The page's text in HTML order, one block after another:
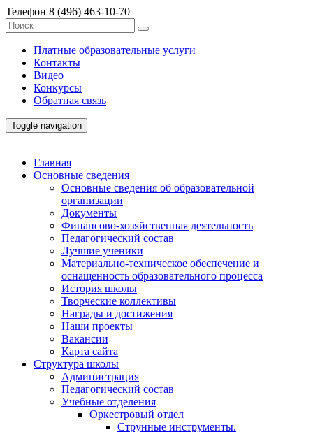
Телефон 8 (496) 463-10-70
Платные образовательные услуги
Контакты
Видео
Конкурсы
Обратная связь
Toggle navigation
Главная
Основные сведения
Основные сведения об образовательной
организации
Документы
Финансово-хозяйственная деятельность
Педагогический состав
Лучшие ученики
Материально-техническое обеспечение и
оснащенность образовательного процесса
История школы
Творческие коллективы
Награды и достижения
Наши проекты
Вакансии
Карта сайта
Структура школы
Администрация
Педагогический состав
Учебные отделения
Оркестровый отдел
Струнные инструменты.